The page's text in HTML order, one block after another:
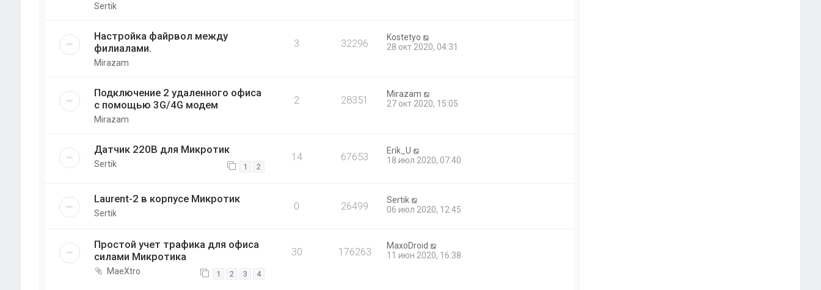
Sertik
Настройка файрвол между
филиалами.
Mirazam
3 32296
Kostetyo
28 окт 2020, 04:31
Подключение 2 удаленного офиса
с помощью 3G/4G модем
Mirazam
2 28351
Mirazam
27 окт 2020, 15:05
Датчик 220В для Микротик
Sertik 1 2
14 67653
Erik_U
18 июл 2020, 07:40
Laurent-2 в корпусе Микротик
Sertik
0 26499
Sertik
06 июл 2020, 12:45
Простой учет трафика для офиса
силами Микротика
MaeXtro 1 2 3 4
30 176263
MaxoDroid
11 июн 2020, 16:38